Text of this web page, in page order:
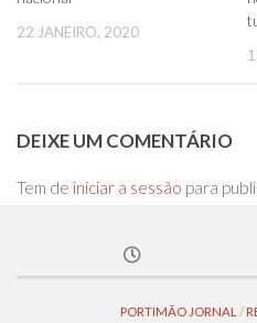
22 JANEIRO, 2020
DEIXE UM COMENTÁRIO
Tem de iniciar a sessão para
PORTIMÃO JORNAL /